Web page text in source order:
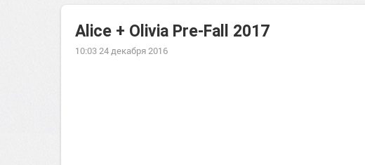
Alice + Olivia Pre-Fall 2017
10:03 24 декабря 2016